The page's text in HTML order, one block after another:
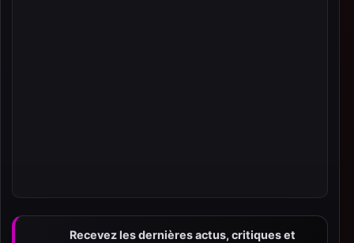
Recevez les dernières actus, critiques et